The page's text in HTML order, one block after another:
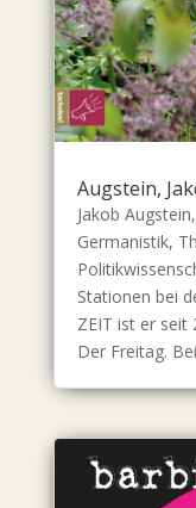
Augstein,
Jakob
Germanistik,
Stationen bei
ZEIT ist er seit
Der Freitag.